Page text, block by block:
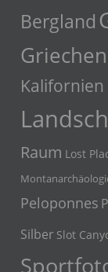
Bergland
Kalifornien
Raum Lost
Peloponnes
Silber Slot